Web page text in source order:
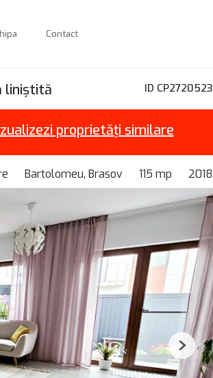
Contact
ID CP2720523
liniștită
proprietăți similare
Bartolomeu, Brasov 115 mp 2018
Next